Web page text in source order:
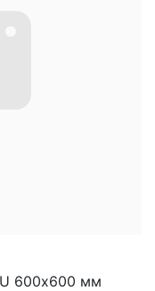
600х600 мм